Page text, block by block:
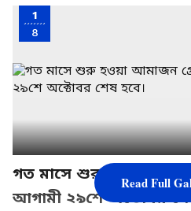
1
8
গত মাসে শুরু হওয়া
আগামী ২৯শে অক্টোবর
Read Full